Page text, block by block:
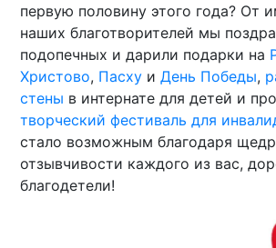
первую половину этого года? От
наших благотворителей мы
подопечных и дарили подарки на
Христово, Пасху иДень Победы,
стены в интернате для детей и
творческий фестиваль для
стало возможным благодаря
отзывчивости каждого из вас,
благодетели!